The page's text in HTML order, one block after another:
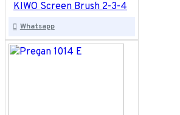
KIWO Screen Brush 2-3-4
Whatsapp